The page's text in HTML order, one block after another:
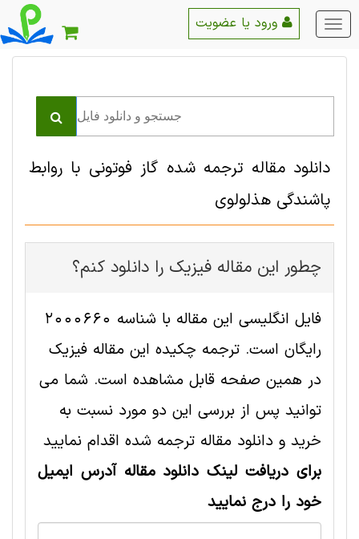
منو
اصلی
دانلود مقاله ترجمه شده گاز فوتونی با روابط
پاشندگی هذلولوی
چطور این مقاله فیزیک را دانلود کنم؟
فایل انگلیسی این مقاله با شناسه 2000660
رایگان است. ترجمه چکیده این مقاله فیزیک
در همین صفحه قابل مشاهده است. شما می
توانید پس از بررسی این دو مورد نسبت به
خرید و دانلود مقاله ترجمه شده اقدام نمایید
برای دریافت لینک دانلود مقاله آدرس ایمیل
خود را درج نمایید